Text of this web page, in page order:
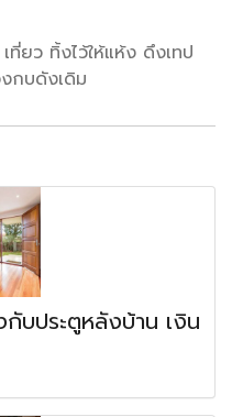
ยว ทิ้งไว้ให้แห้ง ดึงเทป
กบดังเดิม
กับประตูหลังบ้าน เงิน